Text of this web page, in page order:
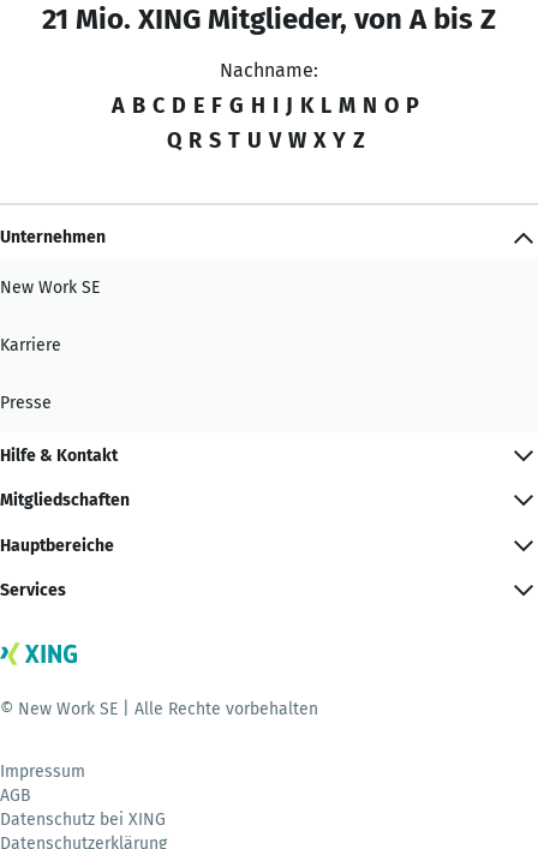
21 Mio. XING Mitglieder, von A bis Z
Nachname:
A B C D E F G H I J K L M N O P
Q R S T U V W X Y Z
Unternehmen
New Work SE
Karriere
Presse
Hilfe & Kontakt
Mitgliedschaften
Hauptbereiche
Services
© New Work SE | Alle Rechte vorbehalten
Impressum
AGB
Datenschutz bei XING
Datenschutzerklärung